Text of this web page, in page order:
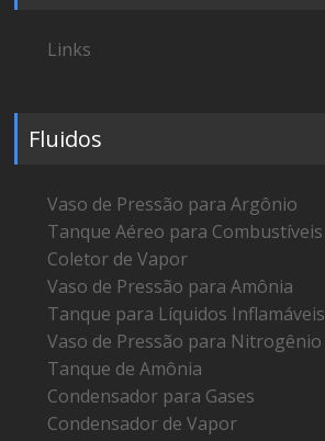
Links
Fluidos
Vaso de Pressão para Argônio
Tanque Aéreo para Combustíveis
Coletor de Vapor
Vaso de Pressão para Amônia
Tanque para Líquidos Inflamáveis
Vaso de Pressão para Nitrogênio
Tanque de Amônia
Condensador para Gases
Condensador de Vapor